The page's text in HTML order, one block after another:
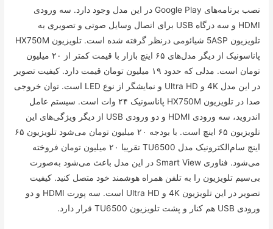
نصب برنامه‌های Google Play در این مدل وجود دارد. سه ورودی
HDMI و سه درگاه USB برای اتصال وسایل صوتی و تصویری به
تلویزیون 5ASP شیائومی درنظر گرفته شده است. تلویزیون HX750M
پاناسونیک از دیگر مدل‌های ۶۵ اینچ بازار با قیمت کمتر از ۲۰ میلیون
تومان است. مدلی که حدود ۱۹ میلیون تومان قیمت دارد. کیفیت تصویر
در این مدل 4K و Ultra HD و نمایشگر از نوع LED است. توان خروجی
صدا در تلویزیون HX750M پاناسونیک ۲۴ وات است. سیستم عامل
اندروید، سه ورودی HDMI و دو ورودی USB از دیگر ویژگی‌های این
تلویزیون ۶۵ اینچ است. با بودجه ۲۰ میلیون تومان می‌شود تلویزیون ۶۵
اینچ سام‌الکترونیک مدل TU6500 تقریبا ۲۰ میلیون تومان فروخته
می‌شود. فناوری Smart View در این مدل باعث می‌شود به‌صورت
بی‌سیم تلویزیون را به تلفن همراه هوشمند خود متصل کنید. کیفیت
تصویر در این تلویزیون 4K و Ultra HD است. سه پورت HDMI و دو
ورودی USB هم کنار و پشت تلویزیون TU6500 قرار دارد.